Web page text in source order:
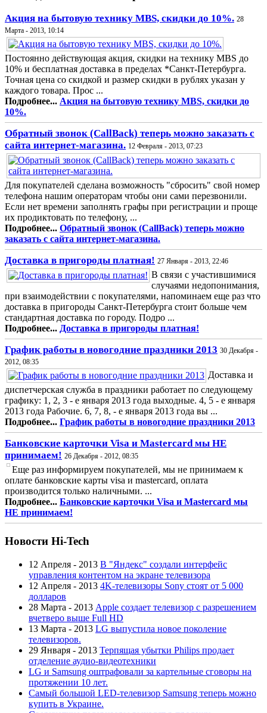
Акция на бытовую технику MBS, скидки до 10%. 28
Марта - 2013, 10:14
Постоянно действующая акция, скидки на технику MBS до
10% и бесплатная доставка в пределах *Санкт-Петербурга.
Точная цена со скидкой и размер скидки в рублях указан у
каждого товара. Прос ...
Подробнее... Акция на бытовую технику MBS, скидки до
10%.
Обратный звонок (CallBack) теперь можно заказать с
сайта интернет-магазина. 12 Февраля - 2013, 07:23
Для покупателей сделана возможность "сбросить" свой номер
телефона нашим операторам чтобы они сами перезвонили.
Если нет времени заполнять графы при регистрации и проще
их продиктовать по телефону, ...
Подробнее... Обратный звонок (CallBack) теперь можно
заказать с сайта интернет-магазина.
Доставка в пригороды платная! 27 Января - 2013, 22:46
В связи с участившимися
случаями недопонимания,
при взаимодействии с покупателями, напоминаем еще раз что
доставка в пригороды Санкт-Петербурга стоит больше чем
стандартная доставка по городу. Подро ...
Подробнее... Доставка в пригороды платная!
График работы в новогодние праздники 2013 30 Декабря -
2012, 08:35
Доставка и
диспетчерская служба в праздники работает по следующему
графику: 1, 2, 3 - е января 2013 года выходные. 4, 5 - е января
2013 года Рабочие. 6, 7, 8, - е января 2013 года вы ...
Подробнее... График работы в новогодние праздники 2013
Банковские карточки Visa и Mastercard мы НЕ
принимаем! 26 Декабря - 2012, 08:35
Еще раз информируем покупателей, мы не принимаем к
оплате банковские карты visa и mastercard, оплата
производится только наличными. ...
Подробнее... Банковские карточки Visa и Mastercard мы
НЕ принимаем!
Новости Hi-Tech
12 Апреля - 2013 В "Яндекс" создали интерфейс
управления контентом на экране телевизора
12 Апреля - 2013 4K-телевизоры Sony стоят от 5 000
долларов
28 Марта - 2013 Apple создает телевизор с разрешением
вчетверо выше Full HD
13 Марта - 2013 LG выпустила новое поколение
телевизоров.
29 Января - 2013 Терпящая убытки Philips продает
отделение аудио-видеотехники
LG и Samsung оштрафовали за картельные сговоры на
протяжении 10 лет.
Самый большой LED-телевизор Samsung теперь можно
купить в Украине.